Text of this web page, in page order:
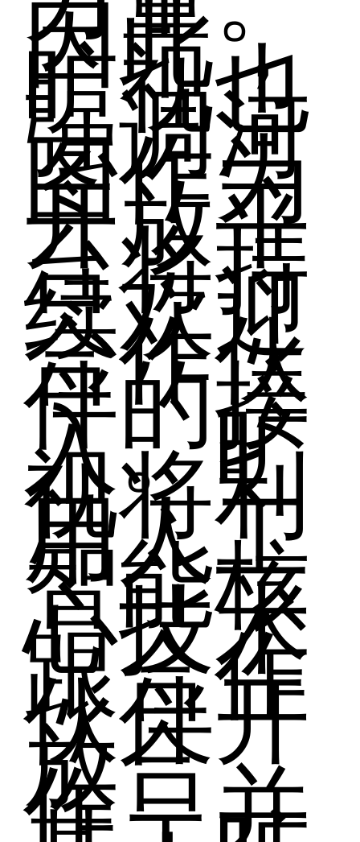
因此，
旷视也
强调河
图作为
开放平
台将持
续欢迎
合作伙
伴的接
入。旷
视将利
用人工
智能核
心技术
跟合作
伙伴开
放合
作，并